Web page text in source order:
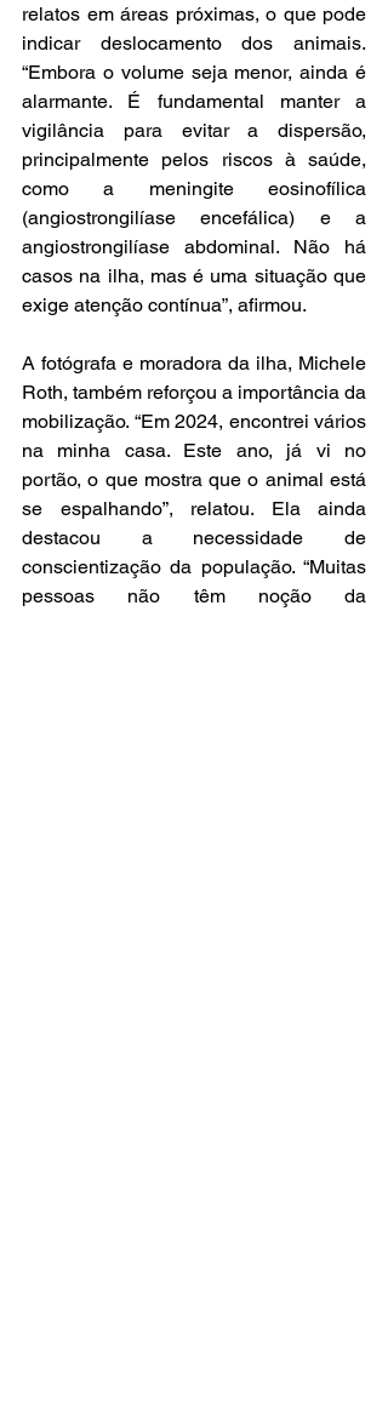
relatos em áreas próximas, o que pode
indicar deslocamento dos animais.
“Embora o volume seja menor, ainda é
alarmante. É fundamental manter a
vigilância para evitar a dispersão,
principalmente pelos riscos à saúde,
como a meningite eosinofílica
(angiostrongilíase encefálica) e a
angiostrongilíase abdominal. Não há
casos na ilha, mas é uma situação que
exige atenção contínua”, afirmou.
A fotógrafa e moradora da ilha, Michele
Roth, também reforçou a importância da
mobilização. “Em 2024, encontrei vários
na minha casa. Este ano, já vi no
portão, o que mostra que o animal está
se espalhando”, relatou. Ela ainda
destacou a necessidade de
conscientização da população. “Muitas
pessoas não têm noção da